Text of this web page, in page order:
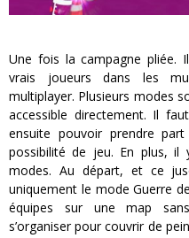
Une fois la campagne pliée.
vrais joueurs dans les
multiplayer. Plusieurs modes
accessible directement. Il
ensuite pouvoir prendre
possibilité de jeu. En plus,
modes. Au départ, et ce
uniquement le mode Guerre
équipes sur une map
s’organiser pour couvrir de